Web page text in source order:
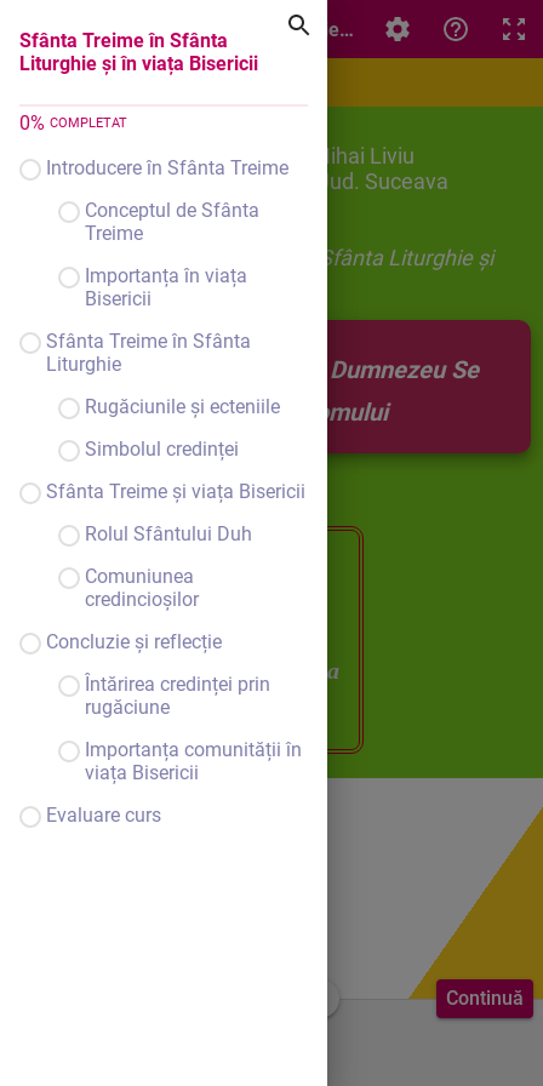
Sfânta Treime în Sfânta
Liturghie și în viața Bisericii
0% COMPLETAT
Introducere în Sfânta Treime
Conceptul de Sfânta
Treime
Importanța în viața
Bisericii
Sfânta Treime în Sfânta
Liturghie
Rugăciunile și ecteniile
Simbolul credinței
Sfânta Treime și viața Bisericii
Rolul Sfântului Duh
Comuniunea
credincioșilor
Concluzie și reflecție
Întărirea credinței prin
rugăciune
Importanța comunității în
viața Bisericii
Evaluare curs
Continuă
Sfânta Treime în Sfânta Liturghie și în viața Bisericii
Numele și prenumele:Marici Mihai Liviu
Școala: Gimnazială Todirești, Jud. Suceava
Disciplina: Religie ortodoxă
Clasa: VIII-a
Sfânta Treime în Sfânta Liturghie și
în viața Bisericii
Dumnezeu Se
face cunoscut omului
Lecția4:
Liturghie și în viața
Bisericii